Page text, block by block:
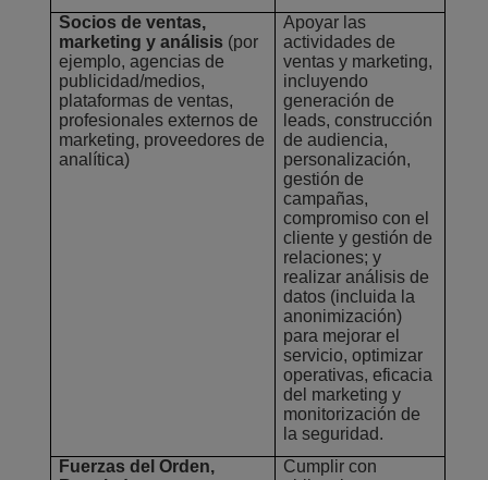
Socios de ventas,
marketing y análisis (por
ejemplo, agencias de
publicidad/medios,
plataformas de ventas,
profesionales externos de
marketing, proveedores de
analítica)
Apoyar las
actividades de
ventas y marketing,
incluyendo
generación de
leads, construcción
de audiencia,
personalización,
gestión de
campañas,
compromiso con el
cliente y gestión de
relaciones; y
realizar análisis de
datos (incluida la
anonimización)
para mejorar el
servicio, optimizar
operativas, eficacia
del marketing y
monitorización de
la seguridad.
Fuerzas del Orden,
Cumplir con